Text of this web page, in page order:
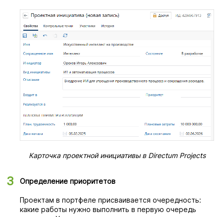
Карточка проектной инициативы в Directum Projects
Определение приоритетов
Проектам в портфеле присваивается очередность:
какие работы нужно выполнить в первую очередь